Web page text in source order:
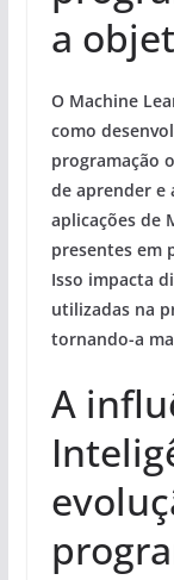
a
O Machine
como
programação
de aprender e
aplicações de
presentes em
Isso impacta
utilizadas na
tornando-a
A